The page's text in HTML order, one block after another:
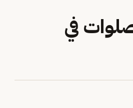
في